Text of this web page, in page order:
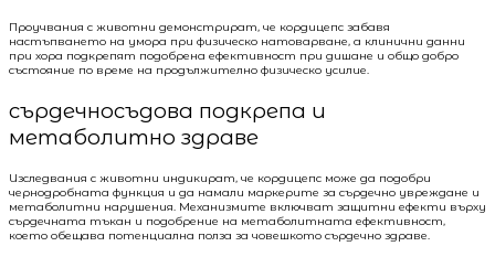
Проучвания с животни демонстрират, че кордицепс забавя
настъпването на умора при физическо натоварване, а клинични данни
при хора подкрепят подобрена ефективност при дишане и общо добро
състояние по време на продължително физическо усилие.
сърдечносъдова подкрепа и
метаболитно здраве
Изследвания с животни индикират, че кордицепс може да подобри
чернодробната функция и да намали маркерите за сърдечно увреждане и
метаболитни нарушения. Механизмите включват защитни ефекти върху
сърдечната тъкан и подобрение на метаболитната ефективност,
което обещава потенциална полза за човешкото сърдечно здраве.